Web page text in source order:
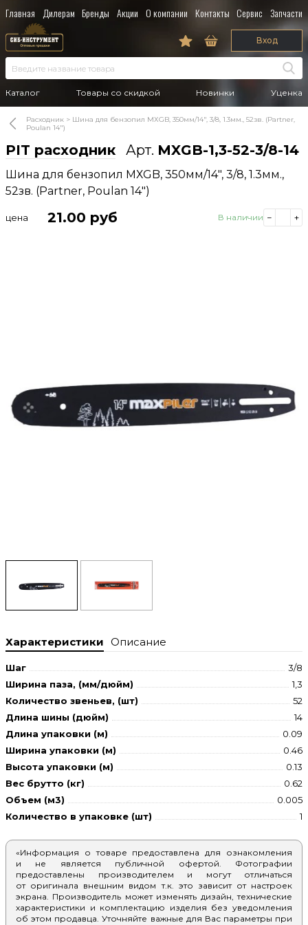
Главная Дилерам Бренды Акции О компании Контакты Сервис Запчасти
Каталог Товары со скидкой Новинки Уценка
Вход
Расходник
Шина для бензопил МХGB, 350мм/14", 3/8, 1.3мм., 52зв. (Partner,
Poulan 14")
PIT расходник Арт. MXGB-1,3-52-3/8-14
Шина для бензопил МХGB, 350мм/14", 3/8, 1.3мм.,
52зв. (Partner, Poulan 14")
цена 21.00 руб В наличии
Характеристики Описание
Шаг
3/8
Ширина паза, (мм/дюйм)
1,3
Количество звеньев, (шт)
52
Длина шины (дюйм)
14
Длина упаковки (м)
0.09
Ширина упаковки (м)
0.46
Высота упаковки (м)
0.13
Вес брутто (кг)
0.62
Объем (м3)
0.005
Количество в упаковке (шт)
1
«Информация о товаре предоставлена для ознакомления
и не является публичной офертой. Фотографии
предоставлены производителем и могут отличаться
от оригинала внешним видом т.к. это зависит от настроек
экрана. Производитель может изменять дизайн, технические
характеристики и комплектацию изделия без уведомления
об этом продавца. Уточняйте важные для Вас параметры при